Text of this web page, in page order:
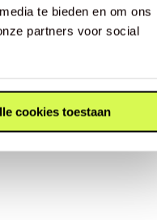
te bieden en om ons
partners voor social
cookies toestaan